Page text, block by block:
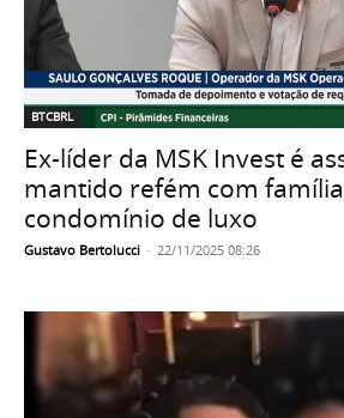
BTCBRL
Ex-líder da MSK Invest é
mantido refém com
condomínio de luxo
Gustavo Bertolucci - 22/11/2025 08:26